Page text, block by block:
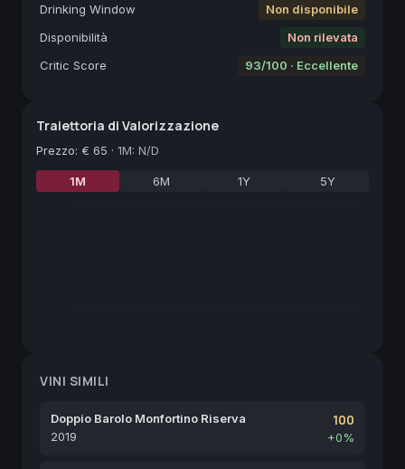
Drinking Window
Non disponibile
Disponibilità
Non rilevata
Critic Score
93/100 · Eccellente
Traiettoria di Valorizzazione
Prezzo: € 65 · 1M: N/D
1M 6M 1Y 5Y
VINI SIMILI
Doppio Barolo Monfortino Riserva
2019
100
+0%